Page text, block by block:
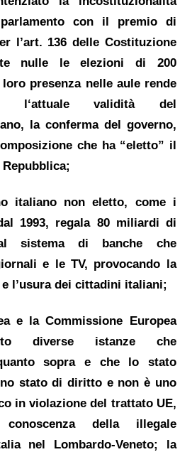
con il premio di
l’art. 136 delle Costituzione
nulle le elezioni di 200
loro presenza nelle aule rende
l‘attualevalidità del
la conferma del governo,
che ha “eletto” il
italiano non eletto, come i
1993, regala 80 miliardi di
sistema di banche che
e le TV, provocando la
l’usura dei cittadini italiani;
e la Commissione Europea
diverse istanze che
sopra e che lo stato
stato di diritto e non è uno
in violazione del trattato UE,
della illegale
nel Lombardo-Veneto; la